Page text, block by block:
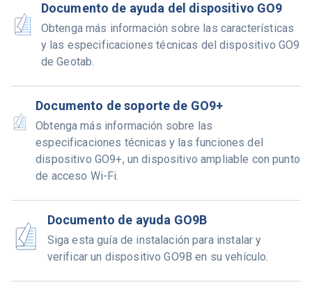
Documento de ayuda del dispositivo GO9
Obtenga más información sobre las características
y las especificaciones técnicas del dispositivo GO9
de Geotab.
Documento de soporte de GO9+
Obtenga más información sobre las
especificaciones técnicas y las funciones del
dispositivo GO9+, un dispositivo ampliable con punto
de acceso Wi-Fi.
Documento de ayuda GO9B
Siga esta guía de instalación para instalar y
verificar un dispositivo GO9B en su vehículo.